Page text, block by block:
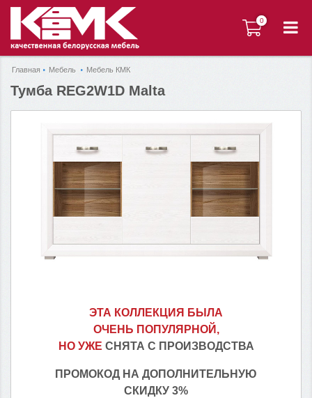
0
0
Главная Мебель Мебель КМК
Тумба REG2W1D Malta
ЭТА КОЛЛЕКЦИЯ БЫЛА
ОЧЕНЬ ПОПУЛЯРНОЙ,
НО УЖЕ СНЯТА С ПРОИЗВОДСТВА
ПРОМОКОД НА ДОПОЛНИТЕЛЬНУЮ
СКИДКУ 3%